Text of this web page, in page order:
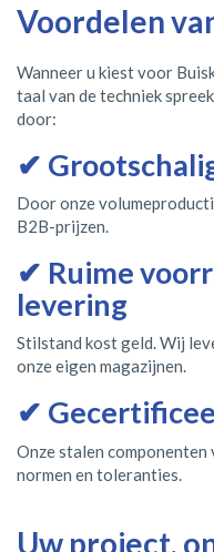
Voordelen
Wanneer u kiest voor
taal van de techniek
door:
✔
Door onze
B2B-prijzen.
✔ Ruime
levering
Stilstand kost geld. Wij
onze eigen magazijnen.
✔
Onze stalen
normen en toleranties.
Uw project,